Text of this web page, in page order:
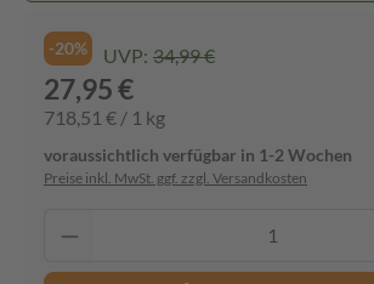
-20% UVP: 34,99 €
27,95 €
718,51 € / 1 kg
voraussichtlich verfügbar in 1-2 Wochen
Preise inkl. MwSt. ggf. zzgl. Versandkosten